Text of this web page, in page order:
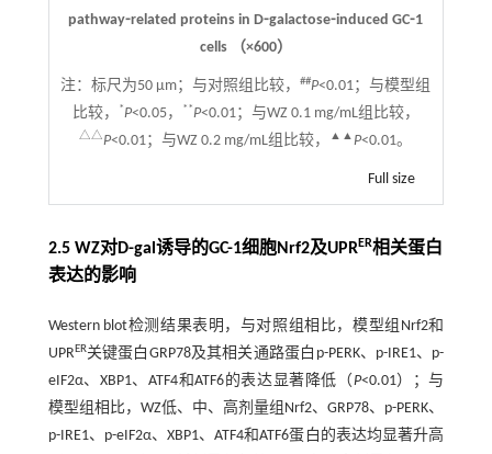
pathway⁃related proteins in D⁃galactose⁃induced GC⁃1
cells （×600）
注：标尺为50 μm；与对照组比较，##P<0.01；与模型组
比较，
*P<0.05， **P<0.01；与WZ 0.1 mg/mL组比较，
△△P<0.01；与WZ 0.2 mg/mL组比较， ▲▲ P<0.01。
Full size
2.5 WZ对D-gal诱导的GC-1细胞Nrf2及UPRER相关蛋白
表达的影响
Western blot检测结果表明，与对照组相比，模型组Nrf2和
UPRER关键蛋白GRP78及其相关通路蛋白p-PERK、p-IRE1、p-
eIF2α、XBP1、ATF4和ATF6的表达显著降低（P<0.01）；与
模型组相比，WZ低、中、高剂量组Nrf2、GRP78、p-PERK、
p-IRE1、p-eIF2α、XBP1、ATF4和ATF6蛋白的表达均显著升高